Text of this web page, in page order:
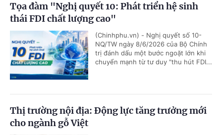
Tọa đàm "Nghị quyết 10: Phát triển hệ sinh
thái FDI chất lượng cao"
(Chinhphu.vn) - Nghị quyết số 10-
NQ/TW ngày 8/6/2026 của Bộ Chính
trị đánh dấu một bước ngoặt lớn khi
chuyển mạnh từ tư duy "thu hút FDI...
Thị trường nội địa: Động lực tăng trưởng mới
cho ngành gỗ Việt